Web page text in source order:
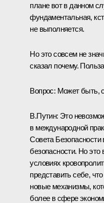
плане вот в данном
фундаментальная,
не выполняется.
Но это совсем не
сказал почему.
Вопрос: Может быть,
В.Путин: Это
в международной
Совета
безопасности. Но
условиях
представить себе,
новые механизмы,
более в сфере